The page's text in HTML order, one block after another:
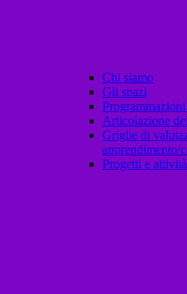
Chi siamo
Gli spazi
Articolazione
Griglie di
apprendimento/
Progetti e attività